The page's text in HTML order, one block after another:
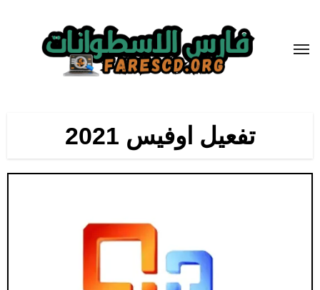
المحتوى
تفعيل اوفيس 2021